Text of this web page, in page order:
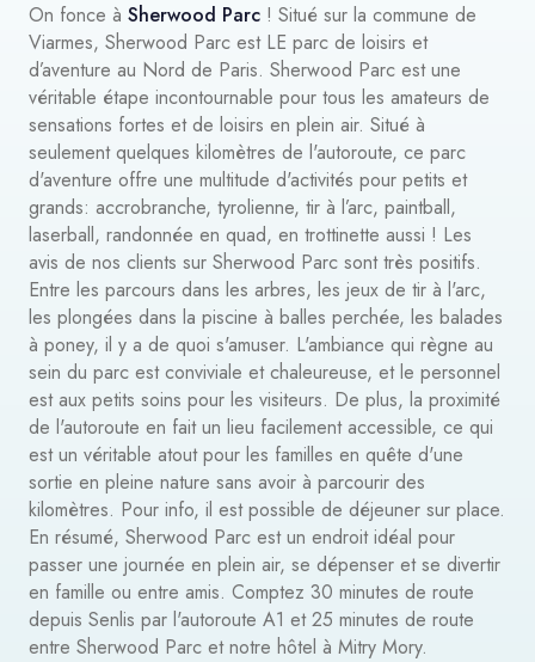
On fonce à Sherwood Parc ! Situé sur la commune de
Viarmes, Sherwood Parc est LE parc de loisirs et
d’aventure au Nord de Paris. Sherwood Parc est une
véritable étape incontournable pour tous les amateurs de
sensations fortes et de loisirs en plein air. Situé à
seulement quelques kilomètres de l'autoroute, ce parc
d'aventure offre une multitude d'activités pour petits et
grands: accrobranche, tyrolienne, tir à l’arc, paintball,
laserball, randonnée en quad, en trottinette aussi ! Les
avis de nos clients sur Sherwood Parc sont très positifs.
Entre les parcours dans les arbres, les jeux de tir à l'arc,
les plongées dans la piscine à balles perchée, les balades
à poney, il y a de quoi s'amuser. L'ambiance qui règne au
sein du parc est conviviale et chaleureuse, et le personnel
est aux petits soins pour les visiteurs. De plus, la proximité
de l'autoroute en fait un lieu facilement accessible, ce qui
est un véritable atout pour les familles en quête d'une
sortie en pleine nature sans avoir à parcourir des
kilomètres. Pour info, il est possible de déjeuner sur place.
En résumé, Sherwood Parc est un endroit idéal pour
passer une journée en plein air, se dépenser et se divertir
en famille ou entre amis. Comptez 30 minutes de route
depuis Senlis par l'autoroute A1 et 25 minutes de route
entre Sherwood Parc et notre hôtel à Mitry Mory.